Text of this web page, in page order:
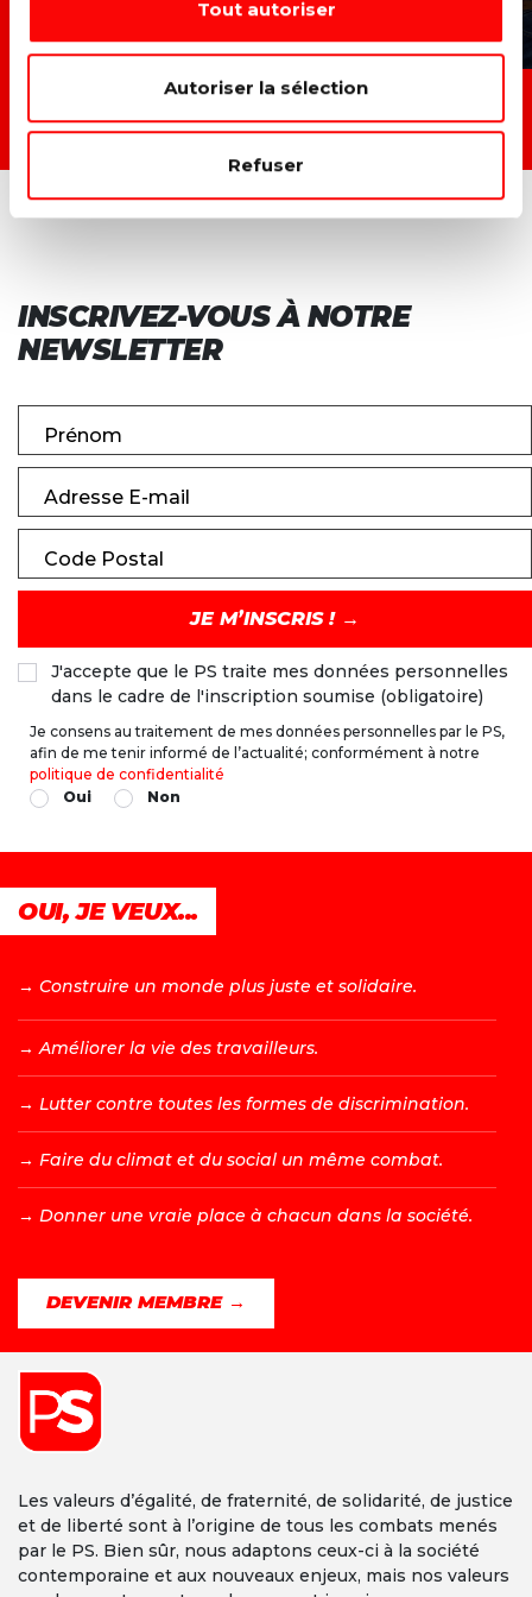
Tout autoriser
Autoriser la sélection
Refuser
TOUTES LES ACTIONS →
INSCRIVEZ-VOUS À NOTRE
NEWSLETTER
Prénom
Adresse E-mail
Code Postal
J'accepte que le PS traite mes données personnelles
dans le cadre de l'inscription soumise (obligatoire)
Je consens au traitement de mes données personnelles par le PS,
afin de me tenir informé de l’actualité; conformément à notre
politique de confidentialité
Oui
Non
Les valeurs d’égalité, de fraternité, de solidarité, de justice
et de liberté sont à l’origine de tous les combats menés
par le PS. Bien sûr, nous adaptons ceux-ci à la société
contemporaine et aux nouveaux enjeux, mais nos valeurs
OUI, JE VEUX...
→ Construire un monde plus juste et solidaire.
→ Améliorer la vie des travailleurs.
→ Lutter contre toutes les formes de discrimination.
→ Faire du climat et du social un même combat.
→ Donner une vraie place à chacun dans la société.
DEVENIR MEMBRE →